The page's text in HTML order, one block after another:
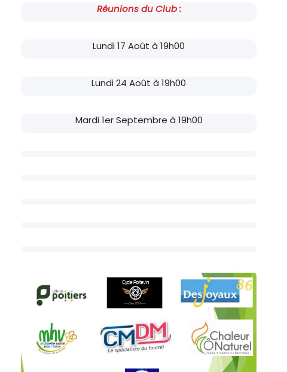
Réunions du Club :
Lundi 17 Août à 19h00
Lundi 24 Août à 19h00
Mardi 1er Septembre à 19h00